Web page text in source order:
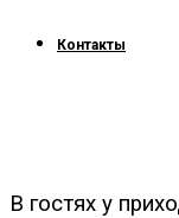
Контакты
В гостях у